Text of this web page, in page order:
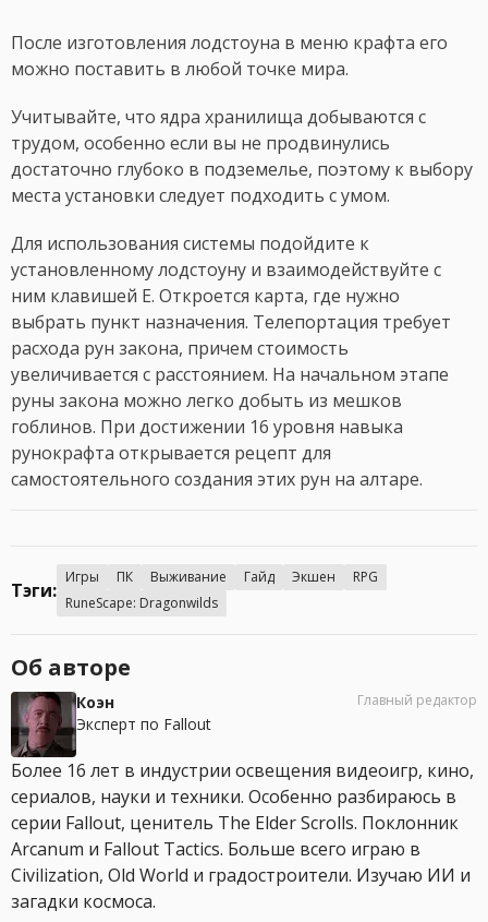
После изготовления лодстоуна в меню крафта его
можно поставить в любой точке мира.
Учитывайте, что ядра хранилища добываются с
трудом, особенно если вы не продвинулись
достаточно глубоко в подземелье, поэтому к выбору
места установки следует подходить с умом.
Для использования системы подойдите к
установленному лодстоуну и взаимодействуйте с
ним клавишей E. Откроется карта, где нужно
выбрать пункт назначения. Телепортация требует
расхода рун закона, причем стоимость
увеличивается с расстоянием. На начальном этапе
руны закона можно легко добыть из мешков
гоблинов. При достижении 16 уровня навыка
рунокрафта открывается рецепт для
самостоятельного создания этих рун на алтаре.
Тэги:
Игры ПК Выживание Гайд Экшен
RPG
RuneScape: Dragonwilds
Об авторе
Коэн
Эксперт по Fallout
Главный редактор
Более 16 лет в индустрии освещения видеоигр, кино,
сериалов, науки и техники. Особенно разбираюсь в
серии Fallout, ценитель The Elder Scrolls. Поклонник
Arcanum и Fallout Tactics. Больше всего играю в
Civilization, Old World и градостроители. Изучаю ИИ и
загадки космоса.